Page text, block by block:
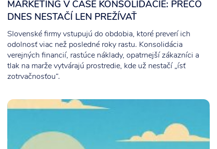
MARKETING V ČASE KONSOLIDÁCIE: PREČO
DNES NESTAČÍ LEN PREŽÍVAŤ
Slovenské firmy vstupujú do obdobia, ktoré preverí ich
odolnosť viac než posledné roky rastu. Konsolidácia
verejných financií, rastúce náklady, opatrnejší zákazníci a
tlak na marže vytvárajú prostredie, kde už nestačí „ísť
zotrvačnosťou“.